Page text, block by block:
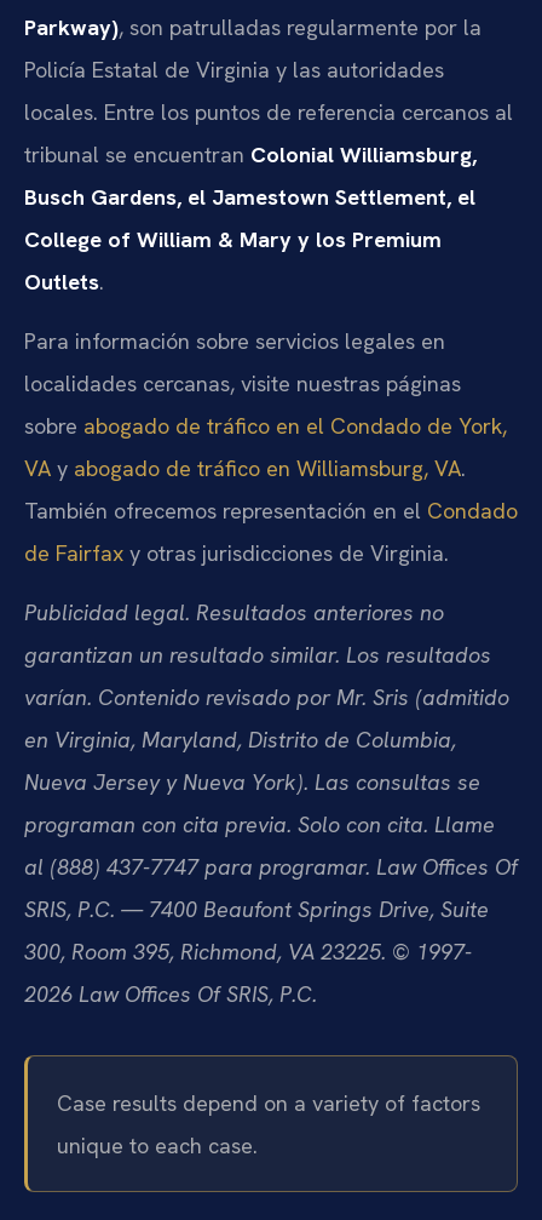
Parkway), son patrulladas regularmente por la
Policía Estatal de Virginia y las autoridades
locales. Entre los puntos de referencia cercanos al
tribunal se encuentran Colonial Williamsburg,
Busch Gardens, el Jamestown Settlement, el
College of William & Mary y los Premium
Outlets.
Para información sobre servicios legales en
localidades cercanas, visite nuestras páginas
sobre abogado de tráfico en el Condado de York,
VA y abogado de tráfico en Williamsburg, VA.
También ofrecemos representación en el Condado
de Fairfax y otras jurisdicciones de Virginia.
Publicidad legal. Resultados anteriores no
garantizan un resultado similar. Los resultados
varían. Contenido revisado por Mr. Sris (admitido
en Virginia, Maryland, Distrito de Columbia,
Nueva Jersey y Nueva York). Las consultas se
programan con cita previa. Solo con cita. Llame
al (888) 437-7747 para programar. Law Offices Of
SRIS, P.C. — 7400 Beaufont Springs Drive, Suite
300, Room 395, Richmond, VA 23225. © 1997-
2026 Law Offices Of SRIS, P.C.
Case results depend on a variety of factors
unique to each case.